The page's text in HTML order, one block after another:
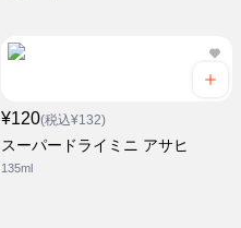
¥120(税込¥132)
スーパードライミニ アサヒ
135ml